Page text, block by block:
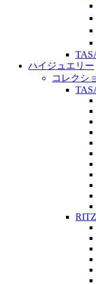
ハイジュエリー
コレクシ